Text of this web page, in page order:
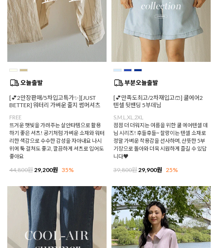
[💕2만장판매/5차입고특가✨][JUST
BETTER] 워터리 가벼운 줄지 썸머셔츠
FREE
뜨거운 햇빛을 가려주는 살안타템으로 활용
하기 좋은 셔츠! 공기처럼 가벼운 소재와 워터
리한 색감으로 수수한 감성을 자아내요 나시
위에 툭 걸쳐도 좋고, 깔끔하게 셔츠로 입어도
좋아요
44,800원 29,200원 35%
[💕만족도최고/2차재입고🩳] 쿨에어2
텐셀 뒷밴딩 5부데님
S,M,L,XL,2XL
점점 더 더워지는 여름을 위한 쿨 에어텐셀 데
님 시리즈! 후들후들~ 찰랑이는 텐셀 소재로
정말 가벼운 착용감을 선사하며, 산뜻한 5부
기장으로 돌아와 더욱 시원하게 즐길 수 있답
니다♥
39,800원 29,900원 25%